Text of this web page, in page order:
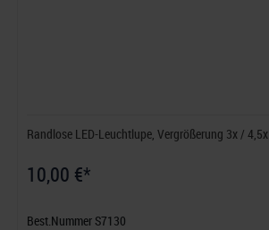
Randlose LED-Leuchtlupe, Vergrößerung 3x / 4,5x
10,00 €*
Best.Nummer S7130